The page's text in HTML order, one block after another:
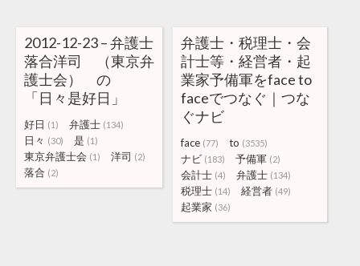
2012-12-23 – 弁護士
落合洋司 （東京弁
護士会） の
「日々是好日」
好日 (1) 弁護士 (134)
日々 (30) 是 (1)
東京弁護士会 (1) 洋司 (2)
落合 (2)
弁護士・税理士・会
計士等・経営者・起
業家予備軍をface to
faceでつなぐ｜つな
ぐナビ
face (77) to (3535)
ナビ (183) 予備軍 (2)
会計士 (4) 弁護士 (134)
税理士 (14) 経営者 (49)
起業家 (36)